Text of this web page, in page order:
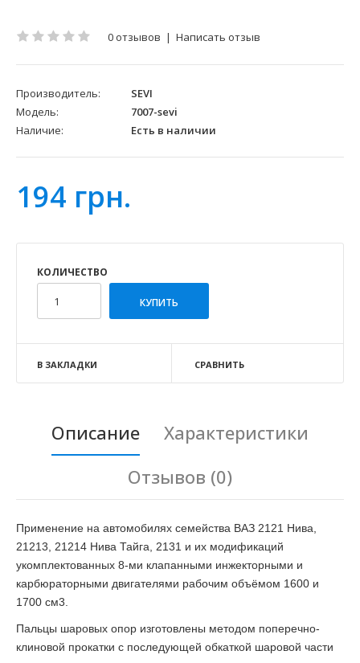
0 отзывов | Написать отзыв
Производитель:
SEVI
Модель:
7007-sevi
Наличие:
Есть в наличии
194 грн.
КОЛИЧЕСТВО
В ЗАКЛАДКИ СРАВНИТЬ
Описание
Характеристики
Отзывов (0)
Применение на автомобилях семейства ВАЗ 2121 Нива,
21213, 21214 Нива Тайга, 2131 и их модификаций
укомплектованных 8-ми клапанными инжекторными и
карбюраторными двигателями рабочим объёмом 1600 и
1700 см3.
Пальцы шаровых опор изготовлены методом поперечно-
клиновой прокатки с последующей обкаткой шаровой части